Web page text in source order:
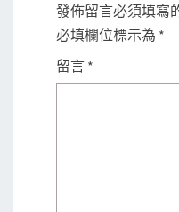
發佈留言必須填寫
必填欄位標示為 *
留言 *